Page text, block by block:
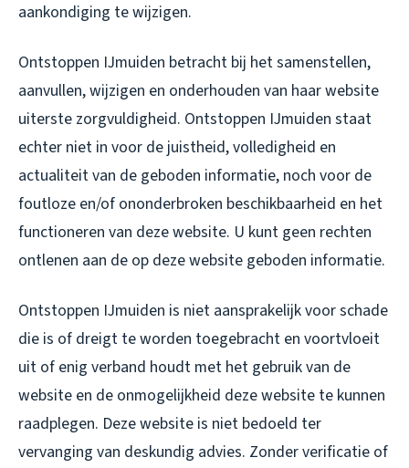
aankondiging te wijzigen.
Ontstoppen IJmuiden betracht bij het samenstellen,
aanvullen, wijzigen en onderhouden van haar website
uiterste zorgvuldigheid. Ontstoppen IJmuiden staat
echter niet in voor de juistheid, volledigheid en
actualiteit van de geboden informatie, noch voor de
foutloze en/of ononderbroken beschikbaarheid en het
functioneren van deze website. U kunt geen rechten
ontlenen aan de op deze website geboden informatie.
Ontstoppen IJmuiden is niet aansprakelijk voor schade
die is of dreigt te worden toegebracht en voortvloeit
uit of enig verband houdt met het gebruik van de
website en de onmogelijkheid deze website te kunnen
raadplegen. Deze website is niet bedoeld ter
vervanging van deskundig advies. Zonder verificatie of